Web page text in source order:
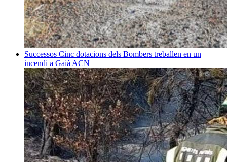
Successos Cinc dotacions dels Bombers treballen en un
incendi a Gaià ACN